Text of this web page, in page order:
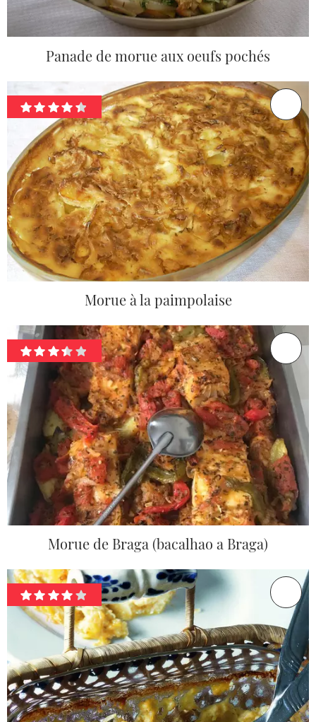
Panade de morue aux oeufs pochés
Morue à la paimpolaise
Morue de Braga (bacalhao a Braga)